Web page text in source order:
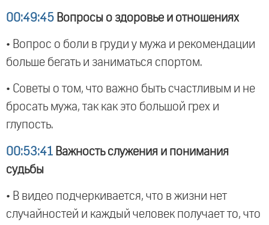
00:49:45 Вопросы о здоровье и отношениях
• Вопрос о боли в груди у мужа и рекомендации
больше бегать и заниматься спортом.
• Советы о том, что важно быть счастливым и не
бросать мужа, так как это большой грех и
глупость.
00:53:41 Важность служения и понимания
судьбы
• В видео подчеркивается, что в жизни нет
случайностей и каждый человек получает то, что